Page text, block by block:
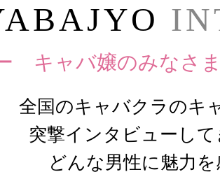
キャバ嬢のみなさ
全国のキャバクラのキ
突撃インタビューし
どんな男性に魅力